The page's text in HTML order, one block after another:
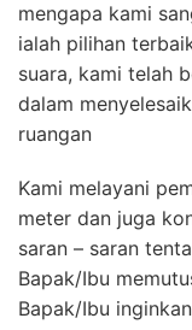
mengapa kami
ialah pilihan
suara, kami telah
dalam
ruangan
Kami melayani
meter dan juga
saran – saran
Bapak/Ibu
Bapak/Ibu